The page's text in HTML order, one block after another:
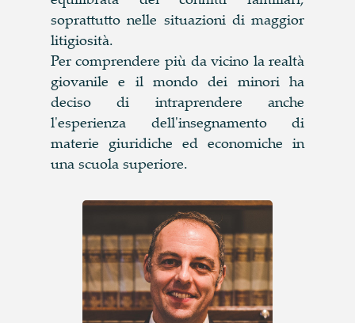
soprattutto nelle situazioni di maggior
litigiosità.
Per comprendere più da vicino la realtà
giovanile e il mondo dei minori ha
deciso di intraprendere anche
l'esperienza dell'insegnamento di
materie giuridiche ed economiche in
una scuola superiore.